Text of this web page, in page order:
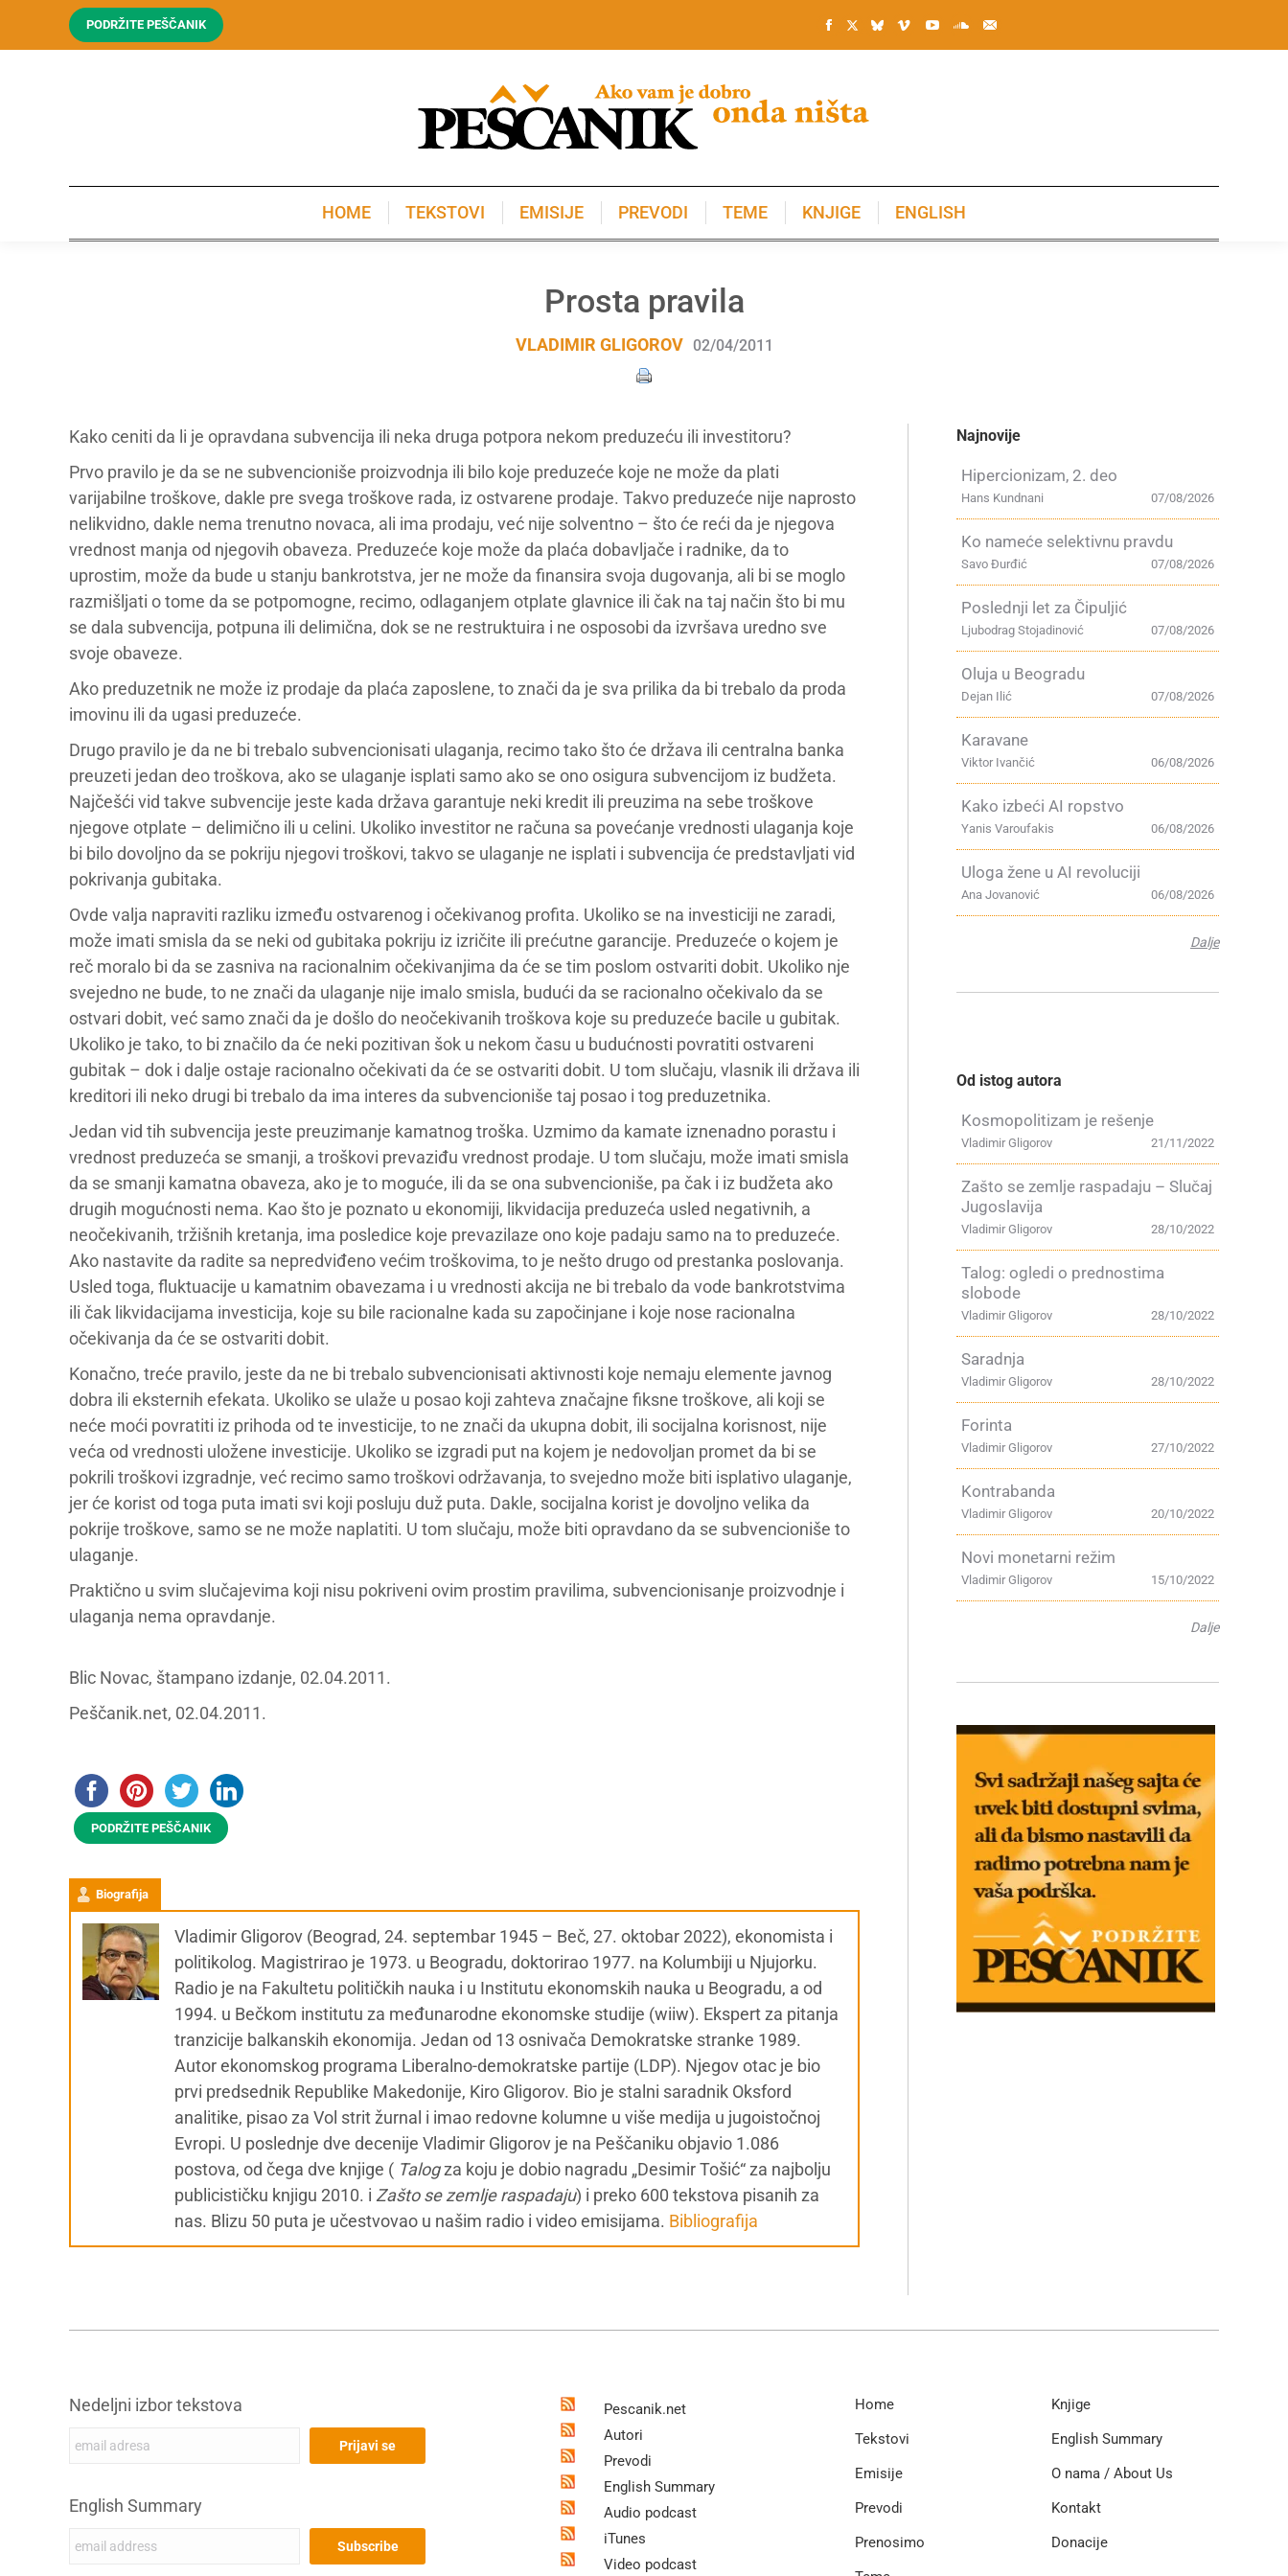
PODRŽITE PEŠČANIK
HOME TEKSTOVI EMISIJE PREVODI TEME KNJIGE ENGLISH
Prosta pravila
VLADIMIR GLIGOROV 02/04/2011
Kako ceniti da li je opravdana subvencija ili neka druga potpora nekom preduzeću ili investitoru?
Prvo pravilo je da se ne subvencioniše proizvodnja ili bilo koje preduzeće koje ne može da plati
varijabilne troškove, dakle pre svega troškove rada, iz ostvarene prodaje. Takvo preduzeće nije naprosto
nelikvidno, dakle nema trenutno novaca, ali ima prodaju, već nije solventno – što će reći da je njegova
vrednost manja od njegovih obaveza. Preduzeće koje može da plaća dobavljače i radnike, da to
uprostim, može da bude u stanju bankrotstva, jer ne može da finansira svoja dugovanja, ali bi se moglo
razmišljati o tome da se potpomogne, recimo, odlaganjem otplate glavnice ili čak na taj način što bi mu
se dala subvencija, potpuna ili delimična, dok se ne restruktuira i ne osposobi da izvršava uredno sve
svoje obaveze.
Ako preduzetnik ne može iz prodaje da plaća zaposlene, to znači da je sva prilika da bi trebalo da proda
imovinu ili da ugasi preduzeće.
Drugo pravilo je da ne bi trebalo subvencionisati ulaganja, recimo tako što će država ili centralna banka
preuzeti jedan deo troškova, ako se ulaganje isplati samo ako se ono osigura subvencijom iz budžeta.
Najčešći vid takve subvencije jeste kada država garantuje neki kredit ili preuzima na sebe troškove
njegove otplate – delimično ili u celini. Ukoliko investitor ne računa sa povećanje vrednosti ulaganja koje
bi bilo dovoljno da se pokriju njegovi troškovi, takvo se ulaganje ne isplati i subvencija će predstavljati vid
pokrivanja gubitaka.
Ovde valja napraviti razliku između ostvarenog i očekivanog profita. Ukoliko se na investiciji ne zaradi,
može imati smisla da se neki od gubitaka pokriju iz izričite ili prećutne garancije. Preduzeće o kojem je
reč moralo bi da se zasniva na racionalnim očekivanjima da će se tim poslom ostvariti dobit. Ukoliko nje
svejedno ne bude, to ne znači da ulaganje nije imalo smisla, budući da se racionalno očekivalo da se
ostvari dobit, već samo znači da je došlo do neočekivanih troškova koje su preduzeće bacile u gubitak.
Ukoliko je tako, to bi značilo da će neki pozitivan šok u nekom času u budućnosti povratiti ostvareni
gubitak – dok i dalje ostaje racionalno očekivati da će se ostvariti dobit. U tom slučaju, vlasnik ili država ili
kreditori ili neko drugi bi trebalo da ima interes da subvencioniše taj posao i tog preduzetnika.
Jedan vid tih subvencija jeste preuzimanje kamatnog troška. Uzmimo da kamate iznenadno porastu i
vrednost preduzeća se smanji, a troškovi prevaziđu vrednost prodaje. U tom slučaju, može imati smisla
da se smanji kamatna obaveza, ako je to moguće, ili da se ona subvencioniše, pa čak i iz budžeta ako
drugih mogućnosti nema. Kao što je poznato u ekonomiji, likvidacija preduzeća usled negativnih, a
neočekivanih, tržišnih kretanja, ima posledice koje prevazilaze ono koje padaju samo na to preduzeće.
Ako nastavite da radite sa nepredviđeno većim troškovima, to je nešto drugo od prestanka poslovanja.
Usled toga, fluktuacije u kamatnim obavezama i u vrednosti akcija ne bi trebalo da vode bankrotstvima
ili čak likvidacijama investicija, koje su bile racionalne kada su započinjane i koje nose racionalna
očekivanja da će se ostvariti dobit.
Konačno, treće pravilo, jeste da ne bi trebalo subvencionisati aktivnosti koje nemaju elemente javnog
dobra ili eksternih efekata. Ukoliko se ulaže u posao koji zahteva značajne fiksne troškove, ali koji se
neće moći povratiti iz prihoda od te investicije, to ne znači da ukupna dobit, ili socijalna korisnost, nije
veća od vrednosti uložene investicije. Ukoliko se izgradi put na kojem je nedovoljan promet da bi se
pokrili troškovi izgradnje, već recimo samo troškovi održavanja, to svejedno može biti isplativo ulaganje,
jer će korist od toga puta imati svi koji posluju duž puta. Dakle, socijalna korist je dovoljno velika da
pokrije troškove, samo se ne može naplatiti. U tom slučaju, može biti opravdano da se subvencioniše to
ulaganje.
Praktično u svim slučajevima koji nisu pokriveni ovim prostim pravilima, subvencionisanje proizvodnje i
ulaganja nema opravdanje.
Blic Novac, štampano izdanje, 02.04.2011.
Peščanik.net, 02.04.2011.
PODRŽITE PEŠČANIK
Biografija
Vladimir Gligorov (Beograd, 24. septembar 1945 – Beč, 27. oktobar 2022), ekonomista i
politikolog. Magistrirao je 1973. u Beogradu, doktorirao 1977. na Kolumbiji u Njujorku.
Radio je na Fakultetu političkih nauka i u Institutu ekonomskih nauka u Beogradu, a od
1994. u Bečkom institutu za međunarodne ekonomske studije (wiiw). Ekspert za pitanja
tranzicije balkanskih ekonomija. Jedan od 13 osnivača Demokratske stranke 1989.
Autor ekonomskog programa Liberalno-demokratske partije (LDP). Njegov otac je bio
prvi predsednik Republike Makedonije, Kiro Gligorov. Bio je stalni saradnik Oksford
analitike, pisao za Vol strit žurnal i imao redovne kolumne u više medija u jugoistočnoj
Evropi. U poslednje dve decenije Vladimir Gligorov je na Peščaniku objavio 1.086
postova, od čega dve knjige ( Talogza koju je dobio nagradu „Desimir Tošić“ za najbolju
publicističku knjigu 2010. i Zašto se zemlje raspadaju) i preko 600 tekstova pisanih za
nas. Blizu 50 puta je učestvovao u našim radio i video emisijama. Bibliografija
Najnovije
Hipercionizam, 2. deo
07/08/2026
Hans Kundnani
Ko nameće selektivnu pravdu
07/08/2026
Savo Đurđić
Poslednji let za Čipuljić
07/08/2026
Ljubodrag Stojadinović
Oluja u Beogradu
07/08/2026
Dejan Ilić
Karavane
06/08/2026
Viktor Ivančić
Kako izbeći AI ropstvo
06/08/2026
Yanis Varoufakis
Uloga žene u AI revoluciji
06/08/2026
Ana Jovanović
Dalje
Od istog autora
Kosmopolitizam je rešenje
21/11/2022
Vladimir Gligorov
Zašto se zemlje raspadaju – Slučaj
Jugoslavija
28/10/2022
Vladimir Gligorov
Talog: ogledi o prednostima
slobode
28/10/2022
Vladimir Gligorov
Saradnja
28/10/2022
Vladimir Gligorov
Forinta
27/10/2022
Vladimir Gligorov
Kontrabanda
20/10/2022
Vladimir Gligorov
Novi monetarni režim
15/10/2022
Vladimir Gligorov
Dalje
Nedeljni izbor tekstova
English Summary
Pescanik.net
Autori
Prevodi
English Summary
Audio podcast
iTunes
Video podcast
Home
Tekstovi
Emisije
Prevodi
Prenosimo
Knjige
English Summary
O nama / About Us
Kontakt
Donacije
KNJIGE ENGLISH